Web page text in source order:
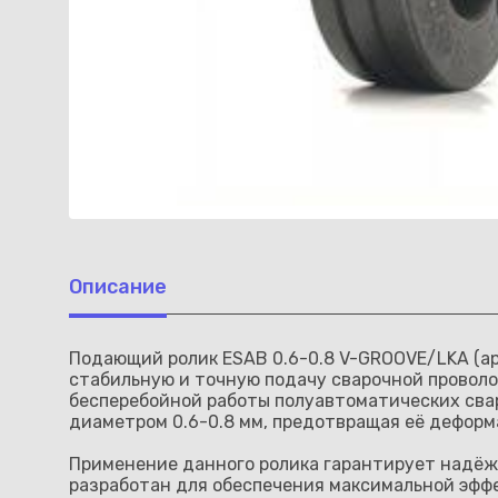
Описание
Подающий ролик ESAB 0.6-0.8 V-GROOVE/LKA
стабильную и точную подачу сварочной
бесперебойной работы полуавтоматических
диаметром 0.6-0.8 мм, предотвращая её
Применение данного ролика гарантирует
разработан для обеспечения максимальной